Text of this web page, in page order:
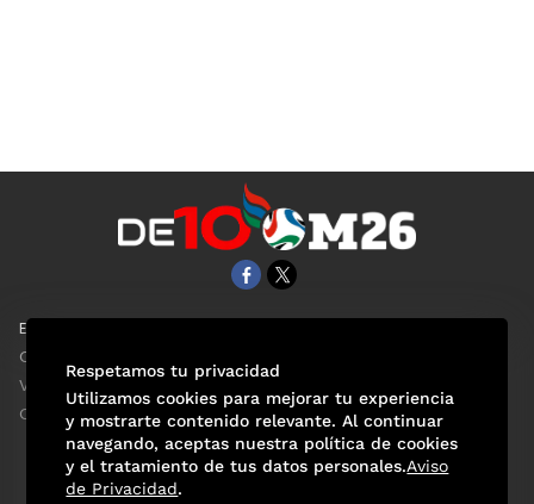
EL UNIVERSAL
Clase
ViveUSA
Confabulario
Respetamos tu privacidad
Utilizamos cookies para mejorar tu experiencia
y mostrarte contenido relevante. Al continuar
navegando, aceptas nuestra política de cookies
y el tratamiento de tus datos personales.Aviso
de Privacidad.